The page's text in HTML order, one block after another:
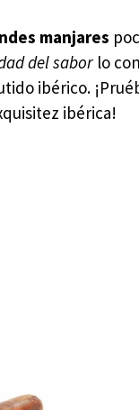
manjares
del saborlo
ibérico.
ibérica!